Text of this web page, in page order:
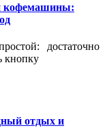
кофемашины:
достаточно
кнопку
отдых и